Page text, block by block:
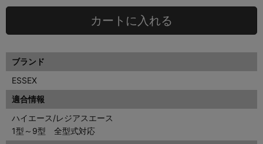
カートに入れる
ブランド
ESSEX
適合情報
ハイエース/レジアスエース
1型～9型 全型式対応